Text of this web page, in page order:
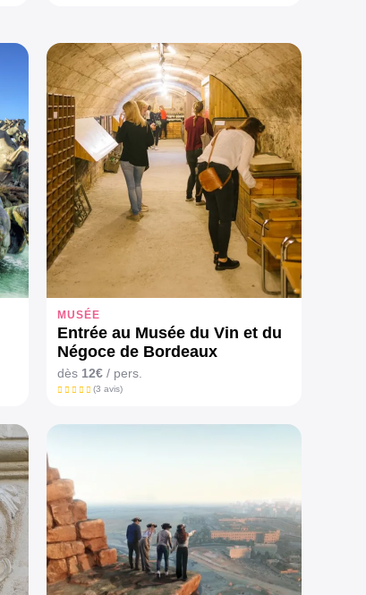
MUSÉE
Entrée au Musée du Vin et du
Négoce de Bordeaux
dès 12€ / pers.
(3 avis)